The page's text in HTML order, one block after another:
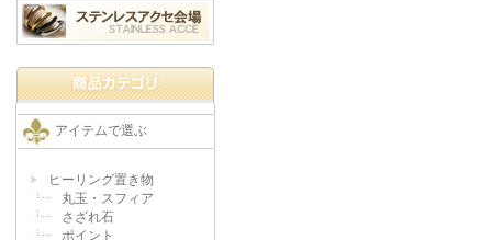
アイテムで選ぶ
ヒーリング置き物
丸玉・スフィア
さざれ石
ポイント